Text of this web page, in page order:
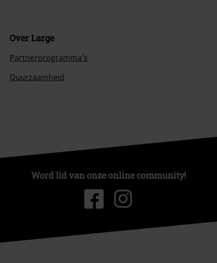
Over Large
Partnerprogramma's
Duurzaamheid
Word lid van onze online community!